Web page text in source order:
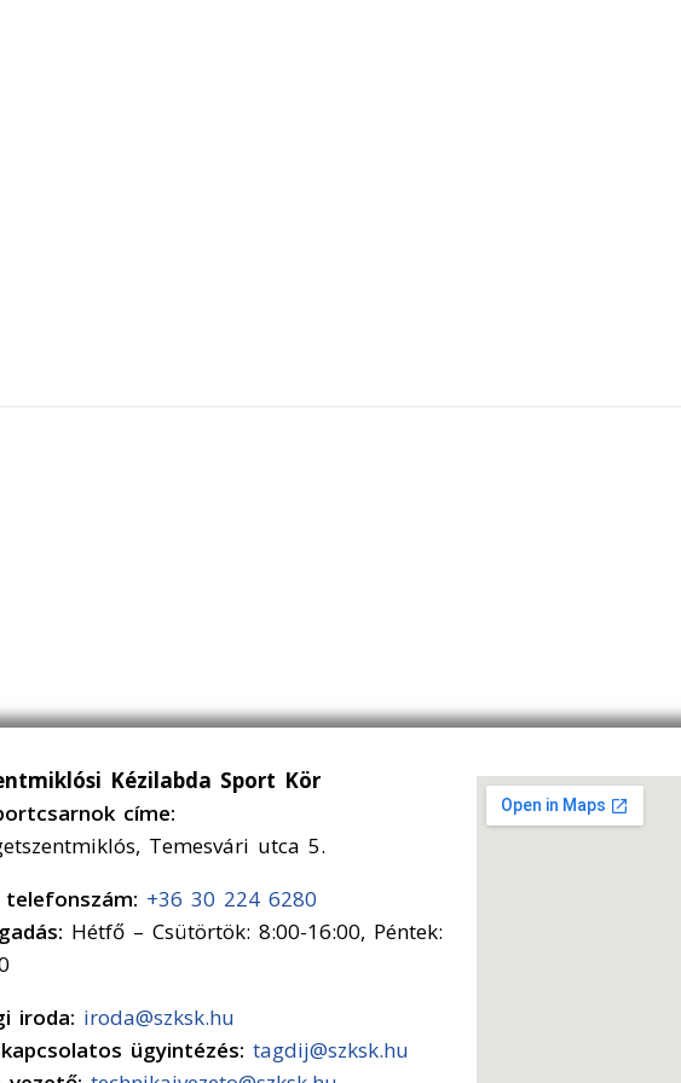
Kézilabda Sport Kör
címe:
Temesvári utca 5.
+36 30 224 6280
Hétfő – Csütörtök: 8:00-16:00, Péntek:
iroda: iroda@szksk.hu
ügyintézés: tagdij@szksk.hu